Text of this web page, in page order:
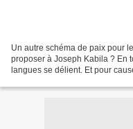
Un autre schéma de paix pour
proposer à Joseph Kabila ? En
langues se délient. Et pour